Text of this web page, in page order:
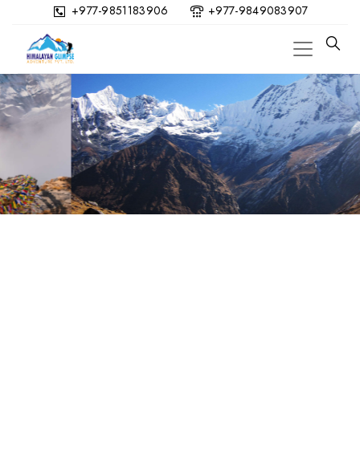
+977-9851183906 +977-9849083907